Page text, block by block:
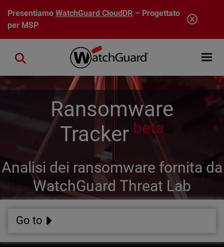
Salta al contenuto principale
PresentiamoWatchGuard CloudDR – Progettato
per MSP
Open
Close search
Ransomware
Tracker beta
Analisi dei ransomware fornita da
WatchGuard Threat Lab
Go to